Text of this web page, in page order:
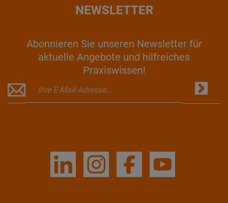
NEWSLETTER
Abonnieren Sie unseren Newsletter für
aktuelle Angebote und hilfreiches
Praxiswissen!